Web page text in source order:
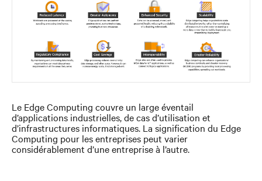
Le Edge Computing couvre un large éventail
d’applications industrielles, de cas d’utilisation et
d’infrastructures informatiques. La signification du Edge
Computing pour les entreprises peut varier
considérablement d’une entreprise à l’autre.